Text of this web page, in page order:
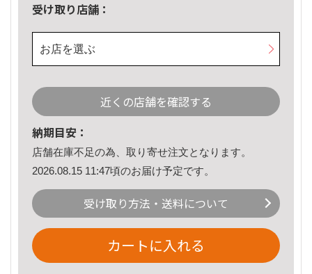
受け取り店舗：
お店を選ぶ
近くの店舗を確認する
納期目安：
店舗在庫不足の為、取り寄せ注文となります。
2026.08.15 11:47頃のお届け予定です。
受け取り方法・送料について
カートに入れる